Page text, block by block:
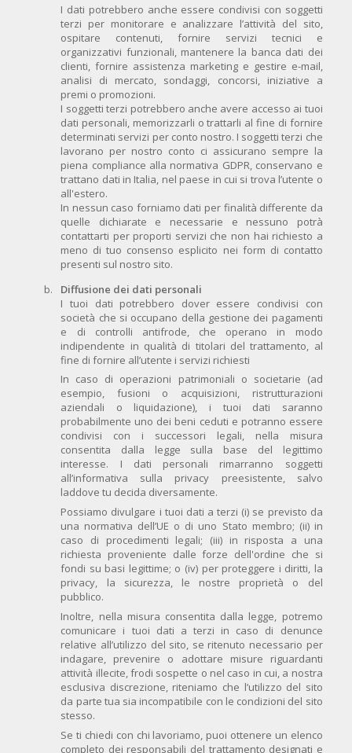
I dati potrebbero anche essere condivisi con soggetti
terzi per monitorare e analizzare l’attività del sito,
ospitare contenuti, fornire servizi tecnici e
organizzativi funzionali, mantenere la banca dati dei
clienti, fornire assistenza marketing e gestire e-mail,
analisi di mercato, sondaggi, concorsi, iniziative a
premi o promozioni.
I soggetti terzi potrebbero anche avere accesso ai tuoi
dati personali, memorizzarli o trattarli al fine di fornire
determinati servizi per conto nostro. I soggetti terzi che
lavorano per nostro conto ci assicurano sempre la
piena compliance alla normativa GDPR, conservano e
trattano dati in Italia, nel paese in cui si trova l’utente o
all'estero.
In nessun caso forniamo dati per finalità differente da
quelle dichiarate e necessarie e nessuno potrà
contattarti per proporti servizi che non hai richiesto a
meno di tuo consenso esplicito nei form di contatto
presenti sul nostro sito.
Diffusione dei dati personali
I tuoi dati potrebbero dover essere condivisi con
società che si occupano della gestione dei pagamenti
e di controlli antifrode, che operano in modo
indipendente in qualità di titolari del trattamento, al
fine di fornire all’utente i servizi richiesti
In caso di operazioni patrimoniali o societarie (ad
esempio, fusioni o acquisizioni, ristrutturazioni
aziendali o liquidazione), i tuoi dati saranno
probabilmente uno dei beni ceduti e potranno essere
condivisi con i successori legali, nella misura
consentita dalla legge sulla base del legittimo
interesse. I dati personali rimarranno soggetti
all’informativa sulla privacy preesistente, salvo
laddove tu decida diversamente.
Possiamo divulgare i tuoi dati a terzi (i) se previsto da
una normativa dell’UE o di uno Stato membro; (ii) in
caso di procedimenti legali; (iii) in risposta a una
richiesta proveniente dalle forze dell'ordine che si
fondi su basi legittime; o (iv) per proteggere i diritti, la
privacy, la sicurezza, le nostre proprietà o del
pubblico.
Inoltre, nella misura consentita dalla legge, potremo
comunicare i tuoi dati a terzi in caso di denunce
relative all’utilizzo del sito, se ritenuto necessario per
indagare, prevenire o adottare misure riguardanti
attività illecite, frodi sospette o nel caso in cui, a nostra
esclusiva discrezione, riteniamo che l’utilizzo del sito
da parte tua sia incompatibile con le condizioni del sito
stesso.
Se ti chiedi con chi lavoriamo, puoi ottenere un elenco
completo dei responsabili del trattamento designati e